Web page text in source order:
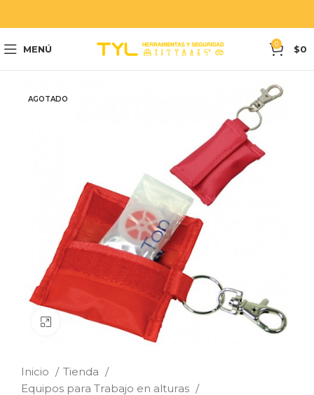
MENÚ 0 $0
AGOTADO
Clic para ampliar
Inicio
Tienda
Equipos para Trabajo en alturas